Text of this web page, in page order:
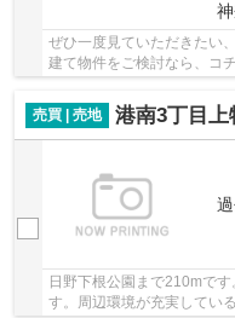
ぜひ一度見ていただきたい
建て物件をご検討なら、コ
売買 | 売地
港南3丁目
日野下根公園まで210mで
す。周辺環境が充実してい